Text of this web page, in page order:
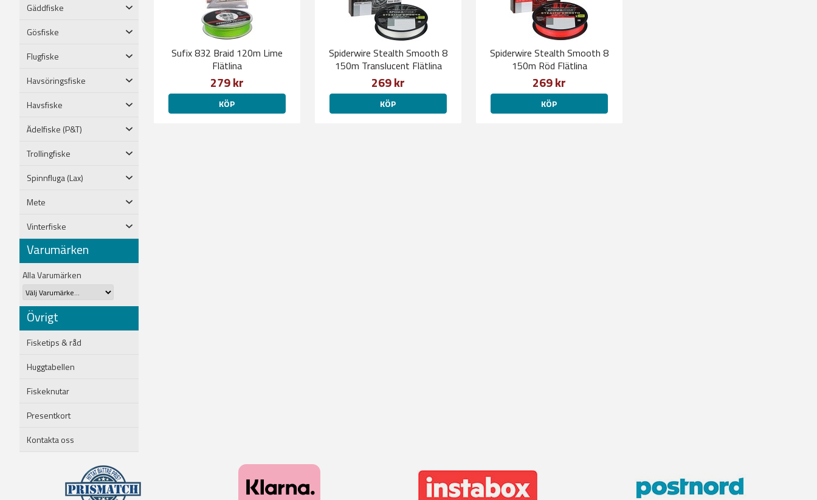
Gäddfiske
Gösfiske
Flugfiske
Havsöringsfiske
Havsfiske
Ädelfiske (P&T)
Trollingfiske
Spinnfluga (Lax)
Mete
Vinterfiske
Varumärken
Alla Varumärken
Övrigt
Fisketips & råd
Huggtabellen
Fiskeknutar
Presentkort
Kontakta oss
Sufix 832 Braid 120m Lime
Flätlina
279 kr
KÖP
Spiderwire Stealth Smooth 8
150m Translucent Flätlina
269 kr
KÖP
Spiderwire Stealth Smooth 8
150m Röd Flätlina
269 kr
KÖP